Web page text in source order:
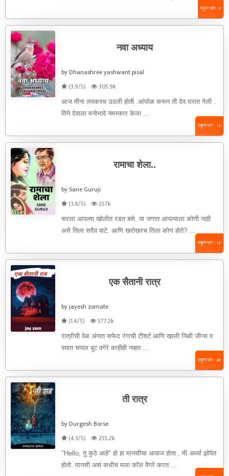
एकूण भाग : 8
नवा अध्याय
by Dhanashree yashwant pisal
(3.9/5)
305.9k
आज मीना लवकरच उठली होती .आंघोळ करून ती देव घरात गेली .
तिने देवाला मनोभावे नमस्कार केला ...
एकूण भाग : 13
रामाचा शेला..
by Sane Guruji
(3.8/5)
257k
सरला आपल्या खोलीत रडत बसे. या जगात आपल्याला कोणी नाही
असे तिला सदैव वाटे. आणि खरोखरच तिला कोण होते? ...
एकूण भाग : 13
एक सैतानी रात्र
by jayesh zomate
(1.4/5)
577.2k
रात्रीची वेळ अंगात सफेद रंगाची टीशर्ट आणि खाली निळी जीन्स व
पयात चप्पल बूट वगेरे काहीही नव्हत ...
एकूण भाग : 48
ती रात्र
by Durgesh Borse
(4.3/5)
255.2k
"Hello, तु कुठे आहे" हो हा मानसीचा आवाज होता , मी अर्ध्या झोपेत
होतो. मानसी असं कधीच मला कॉल वैगरे करत ...